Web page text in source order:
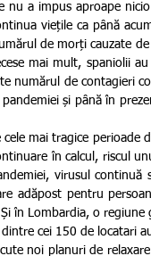
viețile ca până
de morți cauzate
mai mult, spaniolii
numărul de contagieri
și până în
în calcul, riscul
virusul continuă
adăpost pentru
în Lombardia, o
cei 150 de locatari